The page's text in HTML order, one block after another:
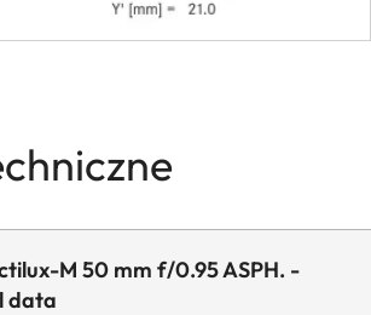
accessory
75,1 mm
M 50 mm f/0.95 ASPH. -
data